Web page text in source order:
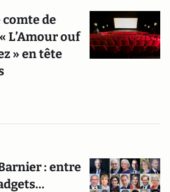
comte de
L’Amour ouf
» en tête
: entre